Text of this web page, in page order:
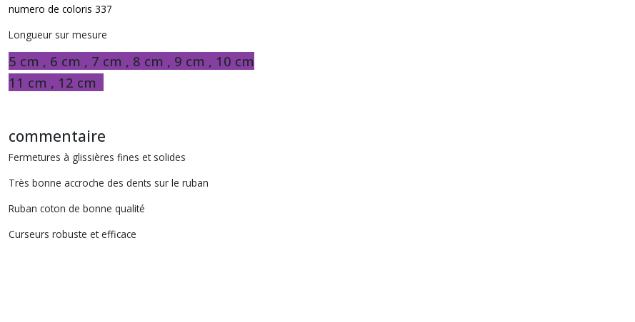
numero de coloris 337
Longueur sur mesure
5 cm , 6 cm , 7 cm , 8 cm , 9 cm , 10 cm
11 cm , 12 cm
commentaire
Fermetures à glissières fines et solides
Très bonne accroche des dents sur le ruban
Ruban coton de bonne qualité
Curseurs robuste et efficace